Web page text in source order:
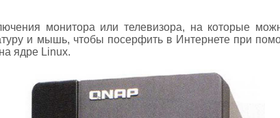
монитора или телевизора, на которые
и мышь, чтобы посерфить в Интернете при
ядре Linux.